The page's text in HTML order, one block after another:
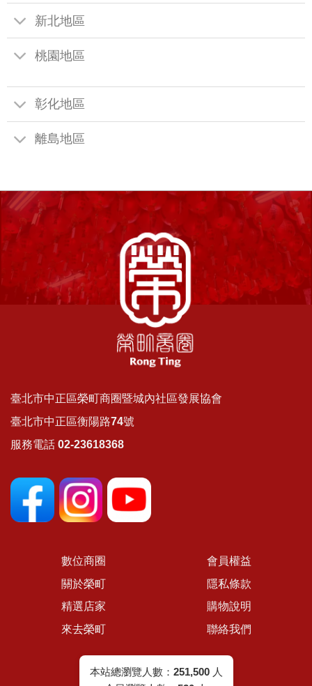
新北地區
桃園地區
彰化地區
離島地區
臺北市中正區榮町商圈暨城內社區發展協會
臺北市中正區衡陽路74號
服務電話 02-23618368
數位商圈
關於榮町
精選店家
來去榮町
會員權益
隱私條款
購物說明
聯絡我們
本站總瀏覽人數： 251,500人